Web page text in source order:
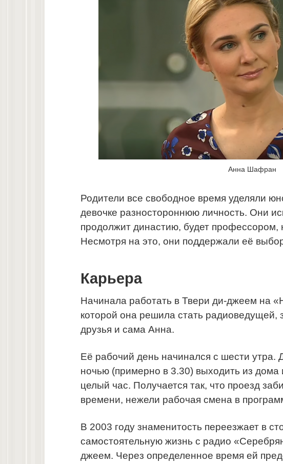
Анна Шафран
Родители все свободное время уделяли
девочке разностороннюю личность. Они
продолжит династию, будет профессором,
Несмотря на это, они поддержали её
Карьера
Начинала работать в Твери ди-джеем на
которой она решила стать радиоведущей,
друзья и сама Анна.
Её рабочий день начинался с шести утра.
ночью (примерно в 3.30) выходить из дома
целый час. Получается так, что проезд
времени, нежели рабочая смена в
В 2003 году знаменитость переезжает в
самостоятельную жизнь с радио
джеем. Через определенное время ей